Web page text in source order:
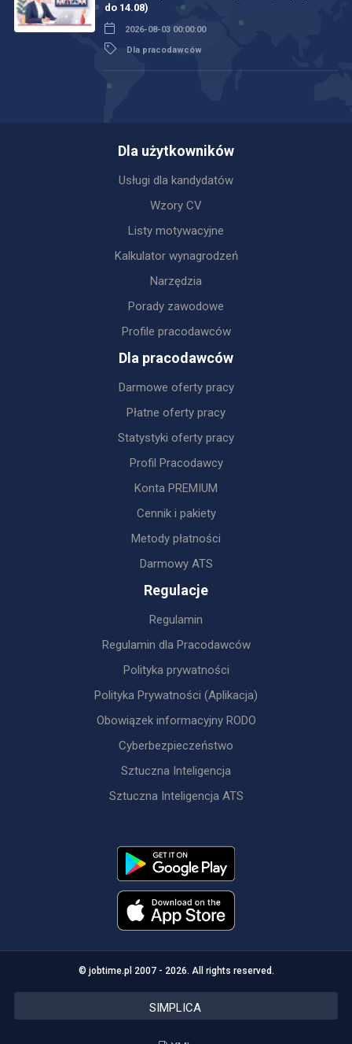
do 14.08)
2026-08-03 00:00:00
Dla pracodawców
Dla użytkowników
Usługi dla kandydatów
Wzory CV
Listy motywacyjne
Kalkulator wynagrodzeń
Narzędzia
Porady zawodowe
Profile pracodawców
Dla pracodawców
Darmowe oferty pracy
Płatne oferty pracy
Statystyki oferty pracy
Profil Pracodawcy
Konta PREMIUM
Cennik i pakiety
Metody płatności
Darmowy ATS
Regulacje
Regulamin
Regulamin dla Pracodawców
Polityka prywatności
Polityka Prywatności (Aplikacja)
Obowiązek informacyjny RODO
Cyberbezpieczeństwo
Sztuczna Inteligencja
Sztuczna Inteligencja ATS
© jobtime.pl 2007 - 2026. All rights reserved.
SIMPLICA